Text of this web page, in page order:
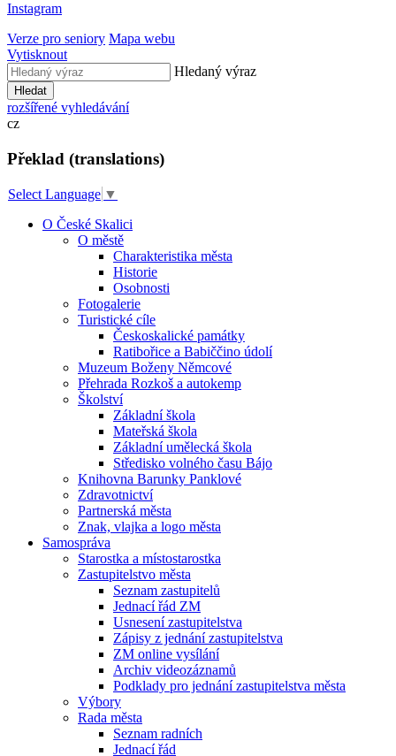
Instagram
Verze pro seniory Mapa webu
Vytisknout
Hledaný výraz
Hledat
rozšířené vyhledávání
cz
Překlad (translations)
Select Language ▼
O České Skalici
O městě
Charakteristika města
Historie
Osobnosti
Fotogalerie
Turistické cíle
Českoskalické památky
Ratibořice a Babiččino údolí
Muzeum Boženy Němcové
Přehrada Rozkoš a autokemp
Školství
Základní škola
Mateřská škola
Základní umělecká škola
Středisko volného času Bájo
Knihovna Barunky Panklové
Zdravotnictví
Partnerská města
Znak, vlajka a logo města
Samospráva
Starostka a místostarostka
Zastupitelstvo města
Seznam zastupitelů
Jednací řád ZM
Usnesení zastupitelstva
Zápisy z jednání zastupitelstva
ZM online vysílání
Archiv videozáznamů
Podklady pro jednání zastupitelstva města
Výbory
Rada města
Seznam radních
Jednací řád